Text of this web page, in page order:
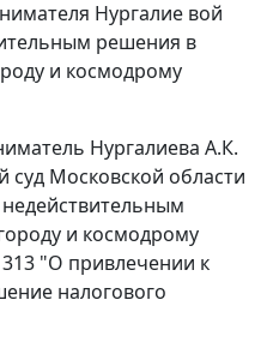
Нургалие вой
решения в
и космодрому
Нургалиева А.К.
Московской области
и космодрому
313 "О привлечении к
налогового